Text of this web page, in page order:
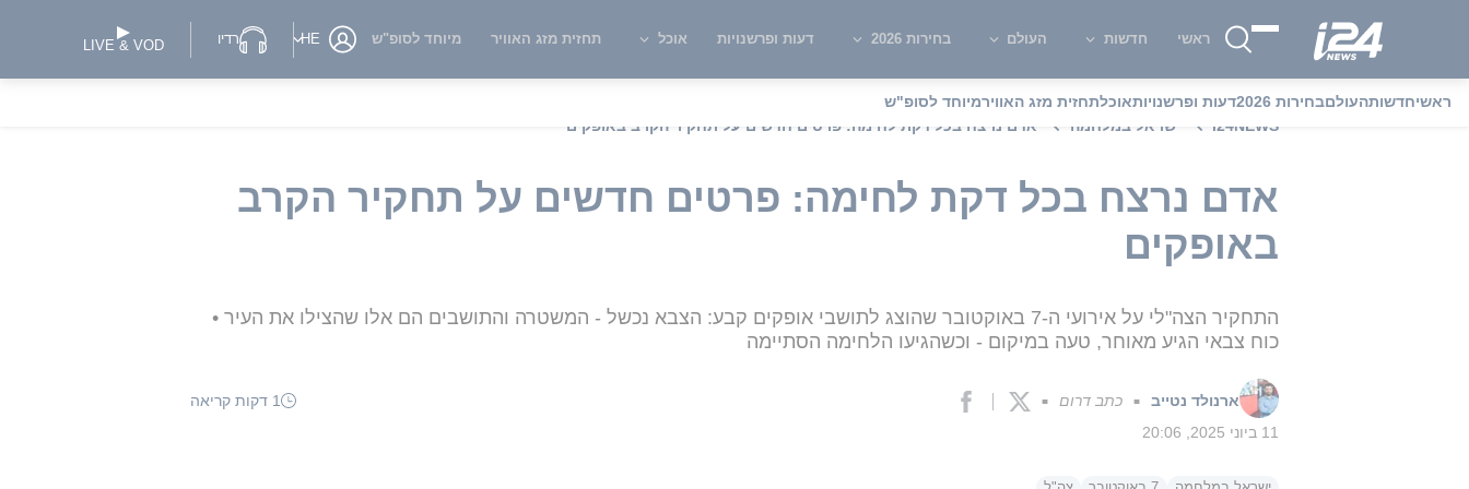
ראשי חדשות העולם בחירות 2026 דעות ופרשנויות אוכל תחזית מזג האוויר מיוחד לסופ"ש HE רדיו LIVE & VOD
ראשיחדשותהעולםבחירות 2026 דעות ופרשנויותאוכלתחזית מזג האווירמיוחד לסופ"ש
i24NEWS
ישראל במלחמה אדם נרצח בכל דקת לחימה: פרטים חדשים על תחקיר הקרב באופקים
אדם נרצח בכל דקת לחימה: פרטים חדשים על תחקיר הקרב
באופקים
התחקיר הצה"לי על אירועי ה-7 באוקטובר שהוצג לתושבי אופקים קבע: הצבא נכשל - המשטרה והתושבים הם אלו שהצילו את העיר •
כוח צבאי הגיע מאוחר, טעה במיקום - וכשהגיעו הלחימה הסתיימה
ארנולד נטייב ■ כתב דרום ■
1 דקות קריאה
11 ביוני 2025, 20:06